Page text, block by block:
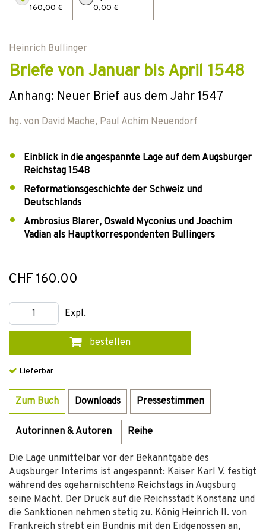
160,00 € 0,00 €
Heinrich Bullinger
Briefe von Januar bis April 1548
Anhang: Neuer Brief aus dem Jahr 1547
hg. von David Mache, Paul Achim Neuendorf
Einblick in die angespannte Lage auf dem Augsburger
Reichstag 1548
Reformationsgeschichte der Schweiz und
Deutschlands
Ambrosius Blarer, Oswald Myconius und Joachim
Vadian als Hauptkorrespondenten Bullingers
CHF 160.00
Expl.
bestellen
Lieferbar
Zum Buch Downloads Pressestimmen
Autorinnen & Autoren Reihe
Die Lage unmittelbar vor der Bekanntgabe des
Augsburger Interims ist angespannt: Kaiser Karl V. festigt
während des «geharnischten» Reichstags in Augsburg
seine Macht. Der Druck auf die Reichsstadt Konstanz und
die Sanktionen nehmen stetig zu. König Heinrich II. von
Frankreich strebt ein Bündnis mit den Eidgenossen an,